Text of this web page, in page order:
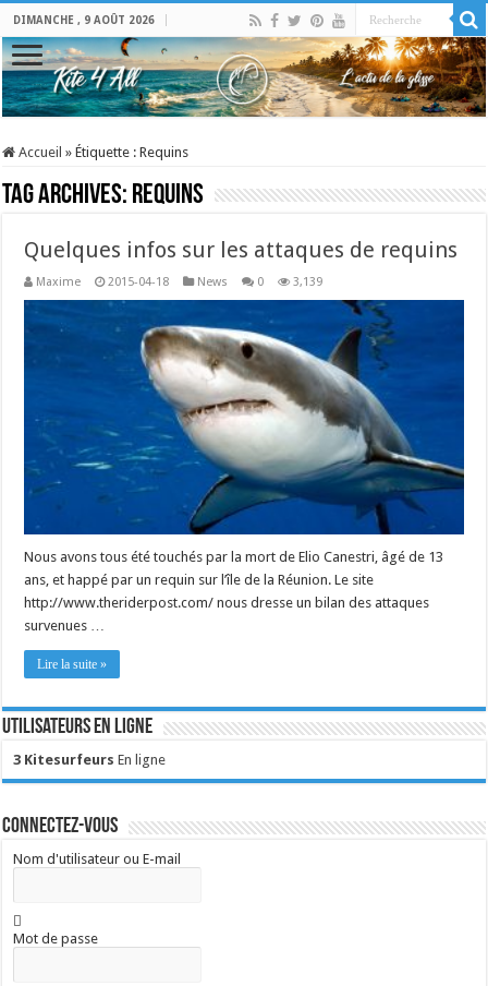
DIMANCHE , 9 AOÛT 2026
Accueil » Étiquette :Requins
Tag Archives: Requins
Quelques infos sur les attaques de requins
Maxime 2015-04-18 News 0 3,139
Nous avons tous été touchés par la mort de Elio Canestri, âgé de 13
ans, et happé par un requin sur l’île de la Réunion. Le site
http://www.theriderpost.com/ nous dresse un bilan des attaques
survenues …
Lire la suite »
Utilisateurs en ligne
3 Kitesurfeurs En ligne
Connectez-vous
Nom d'utilisateur ou E-mail
Mot de passe